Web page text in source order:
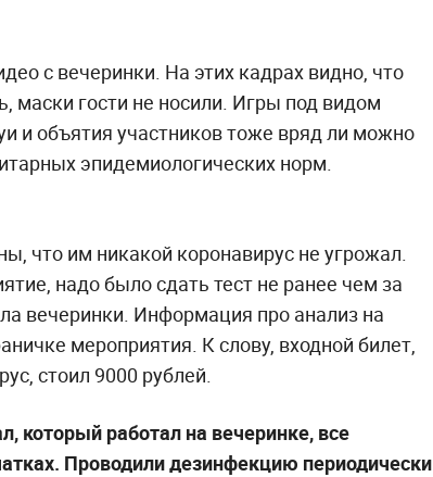
с вечеринки. На этих кадрах видно, что
маски гости не носили. Игры под видом
и объятия участников тоже вряд ли можно
эпидемиологических норм.
что им никакой коронавирус не угрожал.
надо было сдать тест не ранее чем за
вечеринки. Информация про анализ на
мероприятия. К слову, входной билет,
стоил 9000 рублей.
который работал на вечеринке, все
Проводили дезинфекцию периодически